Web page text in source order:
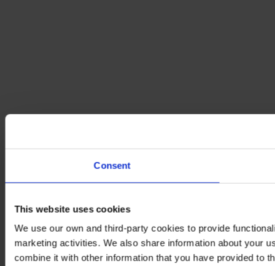
Consent
This website uses cookies
We use our own and third-party cookies to provide
marketing activities. We also share information about your
combine it with other information that you have provided to